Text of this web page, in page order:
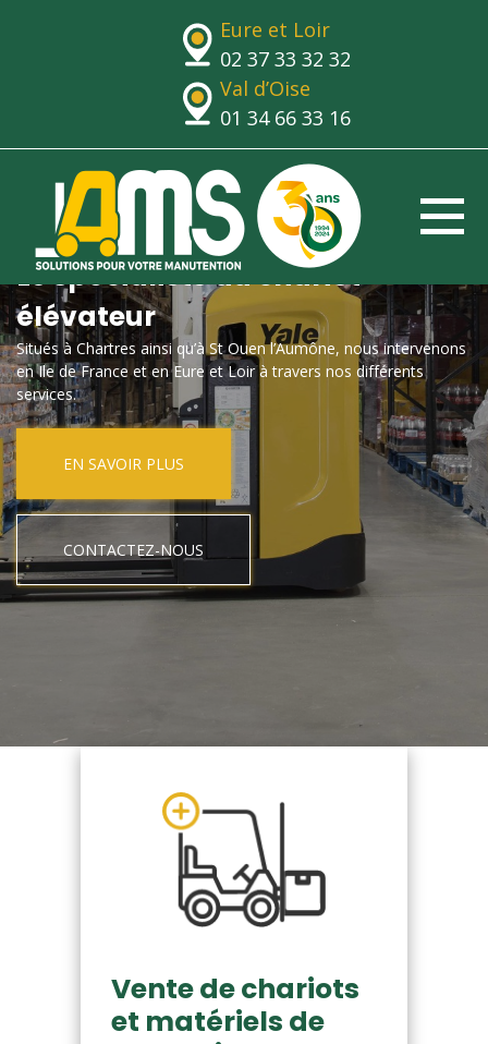
Eure et Loir
02 37 33 32 32
Val d’Oise
01 34 66 33 16
Le spécialiste du chariot
élévateur
Situés à Chartres ainsi qu’à St Ouen l’Aumône, nous intervenons
en Ile de France et en Eure et Loir à travers nos différents
services.
EN SAVOIR PLUS
CONTACTEZ-NOUS
Vente de chariots
et matériels de